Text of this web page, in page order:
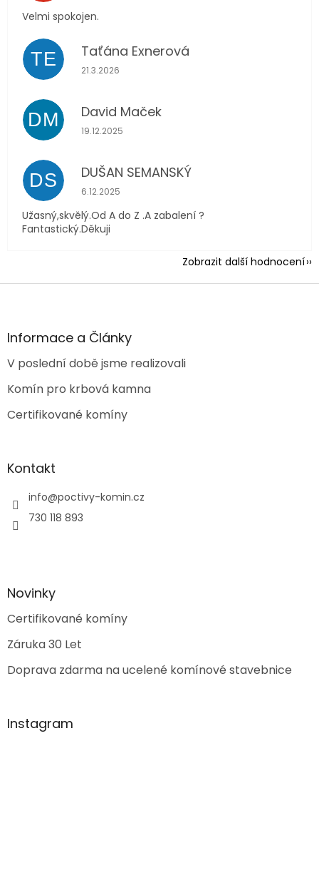
Velmi spokojen.
TE Taťána Exnerová
Hodnocení obchodu je 5 z 5 hvězdiček.
21.3.2026
DM David Maček
Hodnocení obchodu je 5 z 5 hvězdiček.
19.12.2025
DS DUŠAN SEMANSKÝ
Hodnocení obchodu je 5 z 5 hvězdiček.
6.12.2025
Užasný,skvělý.Od A do Z .A zabalení ?
Fantastický.Děkuji
Zobrazit další hodnocení
Z
aInformace a Články
V poslední době jsme realizovali
Komín pro krbová kamna
Certifikované komíny
Kontakt
info@poctivy-komin.cz
730 118 893
Novinky
Certifikované komíny
Záruka 30 Let
Doprava zdarma na ucelené komínové stavebnice
Instagram